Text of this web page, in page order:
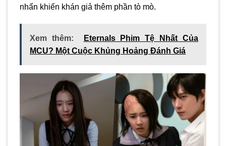
nhấn khiến khán giả thêm phần tò mò.
Xem thêm:
Eternals Phim Tệ Nhất Của
MCU? Một Cuộc Khủng Hoảng Đánh Giá